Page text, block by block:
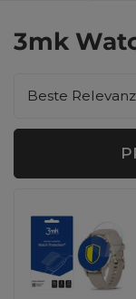
3mk
Sortierung
Beste Relevanz